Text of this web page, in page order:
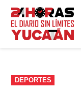
Saltar
contenido
PUBLICADO
EN
DEPORTES